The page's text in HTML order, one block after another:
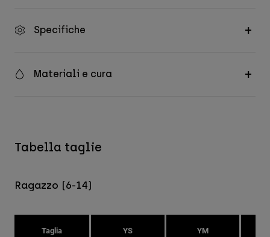
Specifiche
Materiali e cura
Tabella taglie
Ragazzo (6-14)
Taglia YS YM